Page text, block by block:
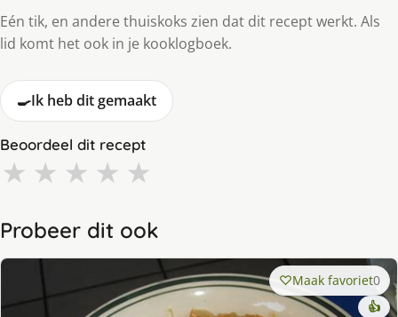
Eén tik, en andere thuiskoks zien dat dit recept werkt. Als
lid komt het ook in je kooklogboek.
🍳Ik heb dit gemaakt
Beoordeel dit recept
★ ★ ★ ★ ★
Probeer dit ook
Maak favoriet0
👍